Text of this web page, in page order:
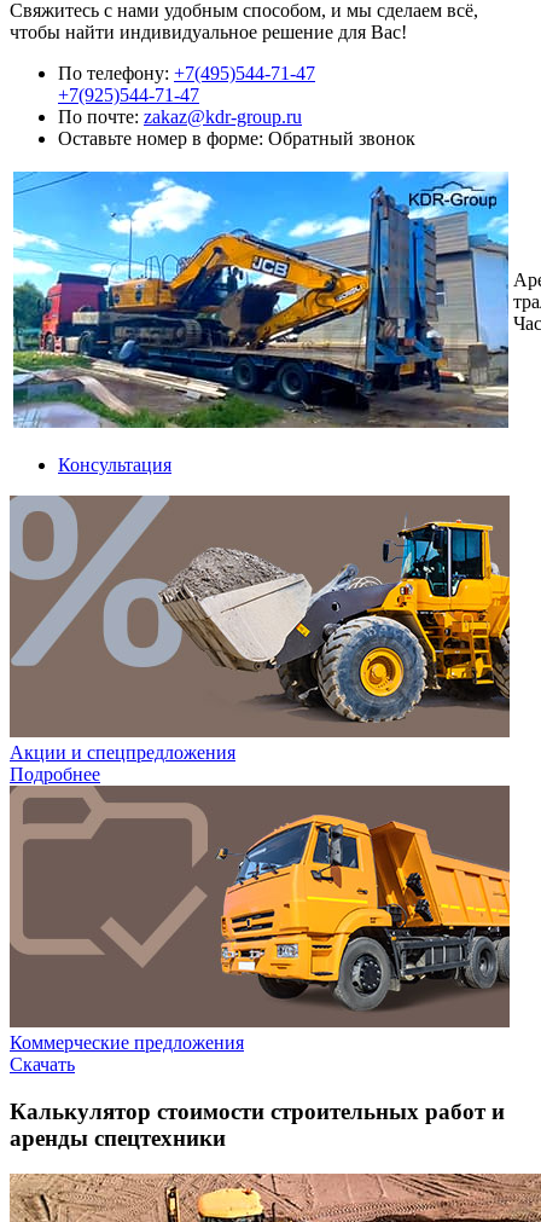
Свяжитесь с нами удобным способом, и мы сделаем всё,
чтобы найти индивидуальное решение для Вас!
По телефону: +7(495)544-71-47
+7(925)544-71-47
По почте: zakaz@kdr-group.ru
Оставьте номер в форме: Обратный звонок
Консультация
Акции и спецпредложения
Подробнее
Коммерческие предложения
Скачать
Калькулятор стоимости строительных работ и
аренды спецтехники